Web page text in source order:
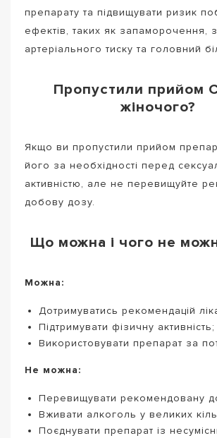
препарату та підвищувати ризик
ефектів, таких як запаморочення,
артеріального тиску та головний
Пропустили прийом
жіночого?
Якщо ви пропустили прийом
його за необхідності перед
активністю, але не перевищуйте
добову дозу.
Що можна і чого не
Можна:
Дотримуватись рекомендацій
Підтримувати фізичну активність;
Використовувати препарат за
Не можна:
Перевищувати рекомендовану
Вживати алкоголь у великих
Поєднувати препарат із